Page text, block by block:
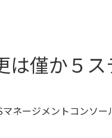
は僅か５
ネージメントコンソ